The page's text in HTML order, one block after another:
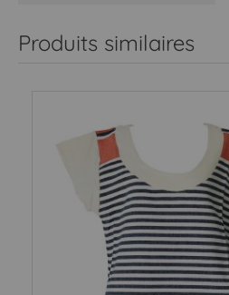
Produits similaires